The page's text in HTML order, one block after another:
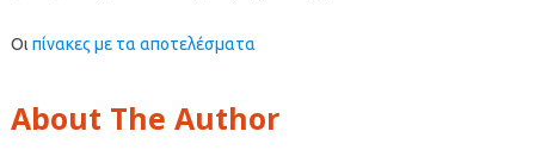
Οι πίνακες με τα αποτελέσματα
About The Author